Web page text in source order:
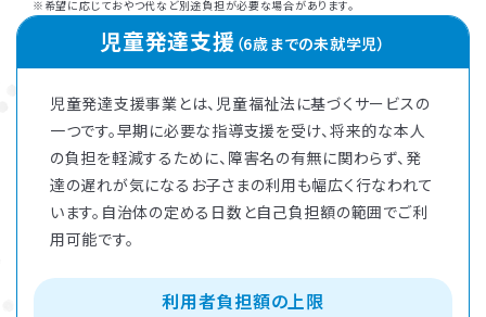
希望に応じておやつ代など別途負担が必要な場合があります。
児童発達支援 （6歳までの未就学児）
児童発達支援事業とは、児童福祉法に基づくサービスの
一つです。早期に必要な指導支援を受け、将来的な本人
の負担を軽減するために、障害名の有無に関わらず、発
達の遅れが気になるお子さまの利用も幅広く行なわれて
います。自治体の定める日数と自己負担額の範囲でご利
用可能です。
利用者負担額の上限